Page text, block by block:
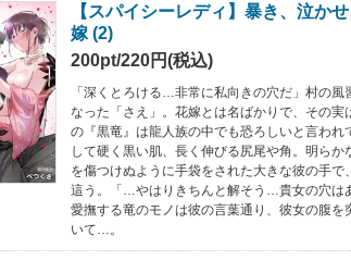
【スパイシーレディ】暴き、泣か
嫁 (2)
200pt/220円(税込)
「深くとろける…非常に私向きの穴だ」村の
なった「さえ」。花嫁とは名ばかりで、その
の『黒竜』は龍人族の中でも恐ろしいと言われ
して硬く黒い肌、長く伸びる尻尾や角。明ら
を傷つけぬように手袋をされた大きな彼の手
這う。「…やはりきちんと解そう…貴女の穴は
愛撫する竜のモノは彼の言葉通り、彼女の腹
いて…。